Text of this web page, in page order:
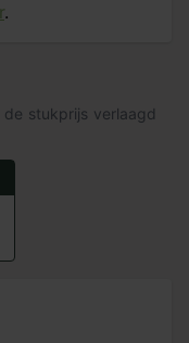
.
stukprijs verlaagd